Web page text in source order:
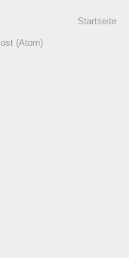
Startseite
(Atom)